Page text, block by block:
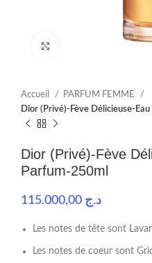
Accueil
PARFUM FEMME
Dior (Privé)-Fève Délicieuse-
Dior (Privé)-Fève
Parfum-250ml
د.ج
Les notes de tête sont
Les notes de coeur sont